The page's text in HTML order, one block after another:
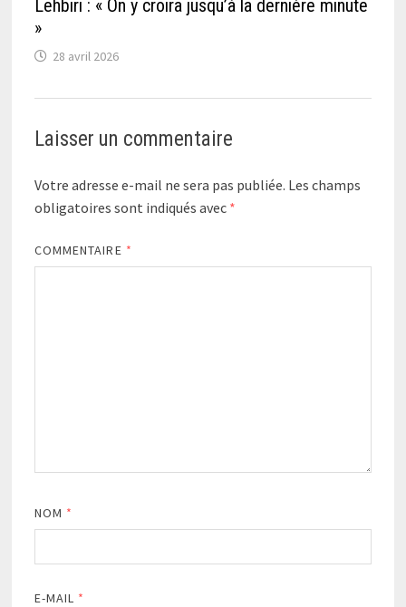
Lehbiri : « On y croira jusqu’à la dernière minute
»
28 avril 2026
Laisser un commentaire
Votre adresse e-mail ne sera pas publiée. Les champs
obligatoires sont indiqués avec *
COMMENTAIRE *
NOM *
E-MAIL *